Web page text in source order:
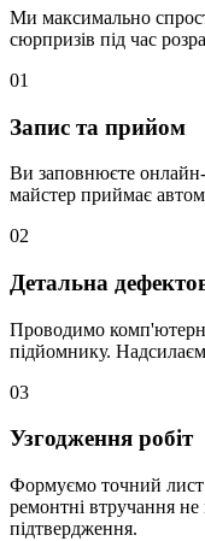
Ми максимально
сюрпризів під час
01
Запис та прийом
Ви заповнюєте
майстер приймає
02
Детальна
Проводимо
підйомнику.
03
Узгодження робіт
Формуємо точний лист
ремонтні втручання
підтвердження.